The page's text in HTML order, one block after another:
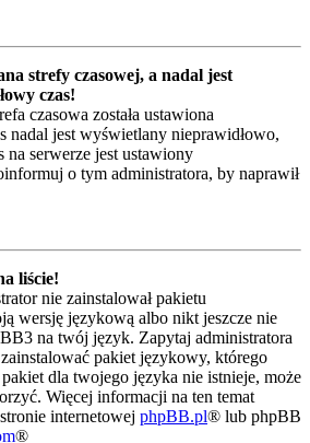
strefy czasowej, a nadal jest
czas!
czasowa została ustawiona
nadal jest wyświetlany nieprawidłowo,
na serwerze jest ustawiony
o tym administratora, by naprawił
liście!
nie zainstalował pakietu
wersję językową albo nikt jeszcze nie
na twój język. Zapytaj administratora
pakiet językowy, którego
dla twojego języka nie istnieje, może
Więcej informacji na ten temat
internetowej phpBB.pl® lub phpBB
®